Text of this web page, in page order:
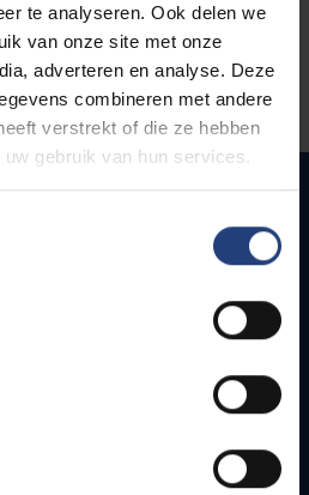
te analyseren. Ook delen we
van onze site met onze
adverteren en analyse. Deze
combineren met andere
verstrekt of die ze hebben
gebruik van hun services.